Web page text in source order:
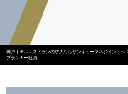
神戸ホテルレストランの求人ならサンキューマネジメントへ
プランナー社員